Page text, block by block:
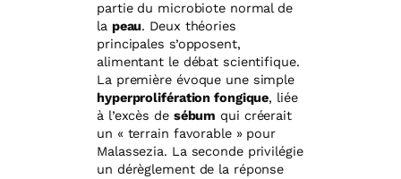
partie du microbiote normal de
la peau. Deux théories
principales s’opposent,
alimentant le débat scientifique.
La première évoque une simple
hyperprolifération fongique, liée
à l’excès de sébum qui créerait
un « terrain favorable » pour
Malassezia. La seconde privilégie
un dérèglement de la réponse